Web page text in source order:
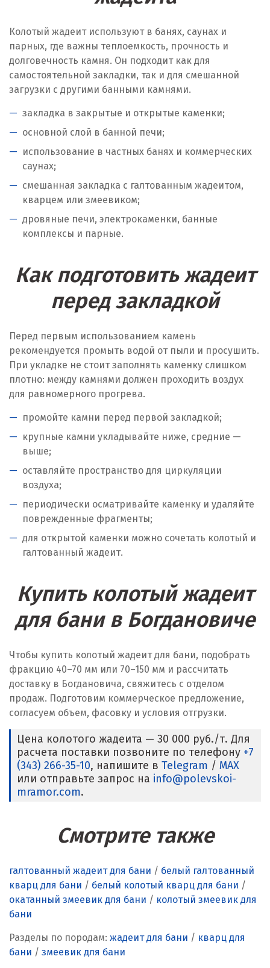
Колотый жадеит используют в банях, саунах и
парных, где важны теплоемкость, прочность и
долговечность камня. Он подходит как для
самостоятельной закладки, так и для смешанной
загрузки с другими банными камнями.
закладка в закрытые и открытые каменки;
основной слой в банной печи;
использование в частных банях и коммерческих
саунах;
смешанная закладка с галтованным жадеитом,
кварцем или змеевиком;
дровяные печи, электрокаменки, банные
комплексы и парные.
Как подготовить жадеит
перед закладкой
Перед первым использованием камень
рекомендуется промыть водой от пыли и просушить.
При укладке не стоит заполнять каменку слишком
плотно: между камнями должен проходить воздух
для равномерного прогрева.
промойте камни перед первой закладкой;
крупные камни укладывайте ниже, средние —
выше;
оставляйте пространство для циркуляции
воздуха;
периодически осматривайте каменку и удаляйте
поврежденные фрагменты;
для открытой каменки можно сочетать колотый и
галтованный жадеит.
Купить колотый жадеит
для бани в Богдановиче
Чтобы купить колотый жадеит для бани, подобрать
фракцию 40–70 мм или 70–150 мм и рассчитать
доставку в Богдановича, свяжитесь с отделом
продаж. Подготовим коммерческое предложение,
согласуем объем, фасовку и условия отгрузки.
Цена колотого жадеита — 30 000 руб./т. Для
расчета поставки позвоните по телефону +7
(343) 266-35-10, напишите в Telegram / MAX
или отправьте запрос на info@polevskoi-
mramor.com.
Смотрите также
галтованный жадеит для бани / белый галтованный
кварц для бани / белый колотый кварц для бани /
окатанный змеевик для бани / колотый змеевик для
бани
Разделы по породам: жадеит для бани / кварц для
бани / змеевик для бани